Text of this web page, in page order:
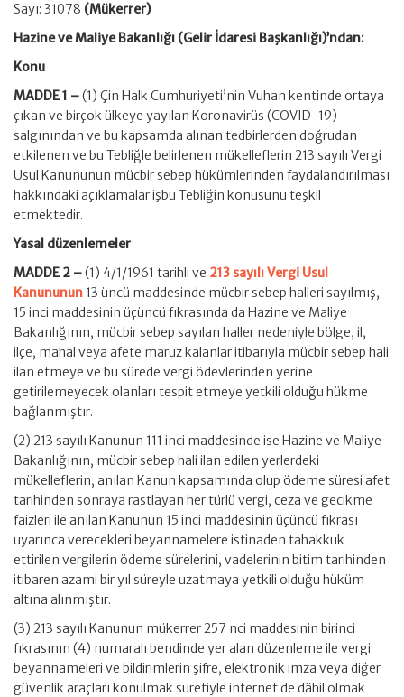
Sayı: 31078 (Mükerrer)
Hazine ve Maliye Bakanlığı (Gelir İdaresi Başkanlığı)’ndan:
Konu
MADDE 1 –(1) Çin Halk Cumhuriyeti’nin Vuhan kentinde ortaya
çıkan ve birçok ülkeye yayılan Koronavirüs (COVID-19)
salgınından ve bu kapsamda alınan tedbirlerden doğrudan
etkilenen ve bu Tebliğle belirlenen mükelleflerin 213 sayılı Vergi
Usul Kanununun mücbir sebep hükümlerinden faydalandırılması
hakkındaki açıklamalar işbu Tebliğin konusunu teşkil
etmektedir.
Yasal düzenlemeler
MADDE 2 –(1) 4/1/1961 tarihli ve 213 sayılı Vergi Usul
Kanununun 13 üncü maddesinde mücbir sebep halleri sayılmış,
15 inci maddesinin üçüncü fıkrasında da Hazine ve Maliye
Bakanlığının, mücbir sebep sayılan haller nedeniyle bölge, il,
ilçe, mahal veya afete maruz kalanlar itibarıyla mücbir sebep hali
ilan etmeye ve bu sürede vergi ödevlerinden yerine
getirilemeyecek olanları tespit etmeye yetkili olduğu hükme
bağlanmıştır.
(2) 213 sayılı Kanunun 111 inci maddesinde ise Hazine ve Maliye
Bakanlığının, mücbir sebep hali ilan edilen yerlerdeki
mükelleflerin, anılan Kanun kapsamında olup ödeme süresi afet
tarihinden sonraya rastlayan her türlü vergi, ceza ve gecikme
faizleri ile anılan Kanunun 15 inci maddesinin üçüncü fıkrası
uyarınca verecekleri beyannamelere istinaden tahakkuk
ettirilen vergilerin ödeme sürelerini, vadelerinin bitim tarihinden
itibaren azami bir yıl süreyle uzatmaya yetkili olduğu hüküm
altına alınmıştır.
(3) 213 sayılı Kanunun mükerrer 257 nci maddesinin birinci
fıkrasının (4) numaralı bendinde yer alan düzenleme ile vergi
beyannameleri ve bildirimlerin şifre, elektronik imza veya diğer
güvenlik araçları konulmak suretiyle internet de dâhil olmak